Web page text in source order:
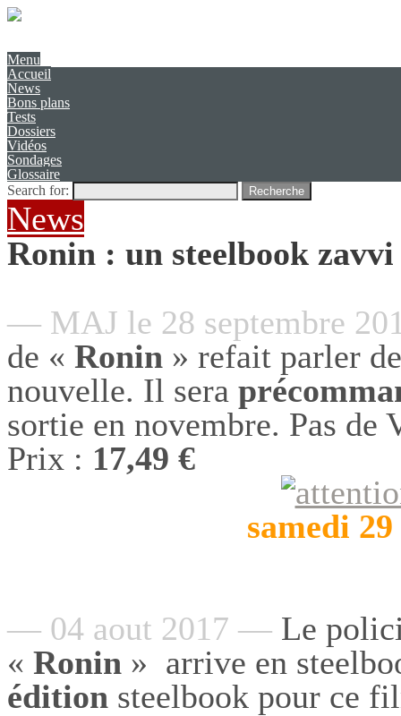
Menu
Accueil
News
Bons plans
Tests
Dossiers
Vidéos
Sondages
Glossaire
Search for:
Recherche
News
Ronin : un steelbook
— MAJ le 28 septembre
de « Ronin » refait parler
nouvelle. Il sera
sortie en novembre. Pas de
Prix : 17,49 €
samedi
— 04 aout 2017 — Le
« Ronin » arrive en
édition steelbook pour ce